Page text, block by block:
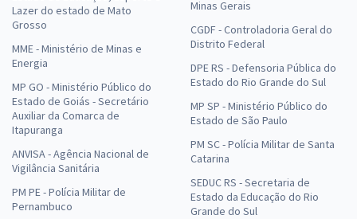
Lazer do estado de Mato
Grosso
MME - Ministério de Minas e
Energia
MP GO - Ministério Público do
Estado de Goiás - Secretário
Auxiliar da Comarca de
Itapuranga
ANVISA - Agência Nacional de
Vigilância Sanitária
PM PE - Polícia Militar de
Pernambuco
Minas Gerais
CGDF - Controladoria Geral do
Distrito Federal
DPE RS - Defensoria Pública do
Estado do Rio Grande do Sul
MP SP - Ministério Público do
Estado de São Paulo
PM SC - Polícia Militar de Santa
Catarina
SEDUC RS - Secretaria de
Estado da Educação do Rio
Grande do Sul